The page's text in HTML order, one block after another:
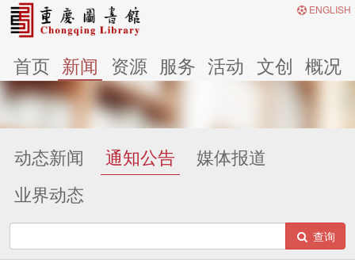
ENGLISH
首页 新闻 资源 服务 活动 文创 概况
动态新闻 通知公告
媒体报道
业界动态
查询